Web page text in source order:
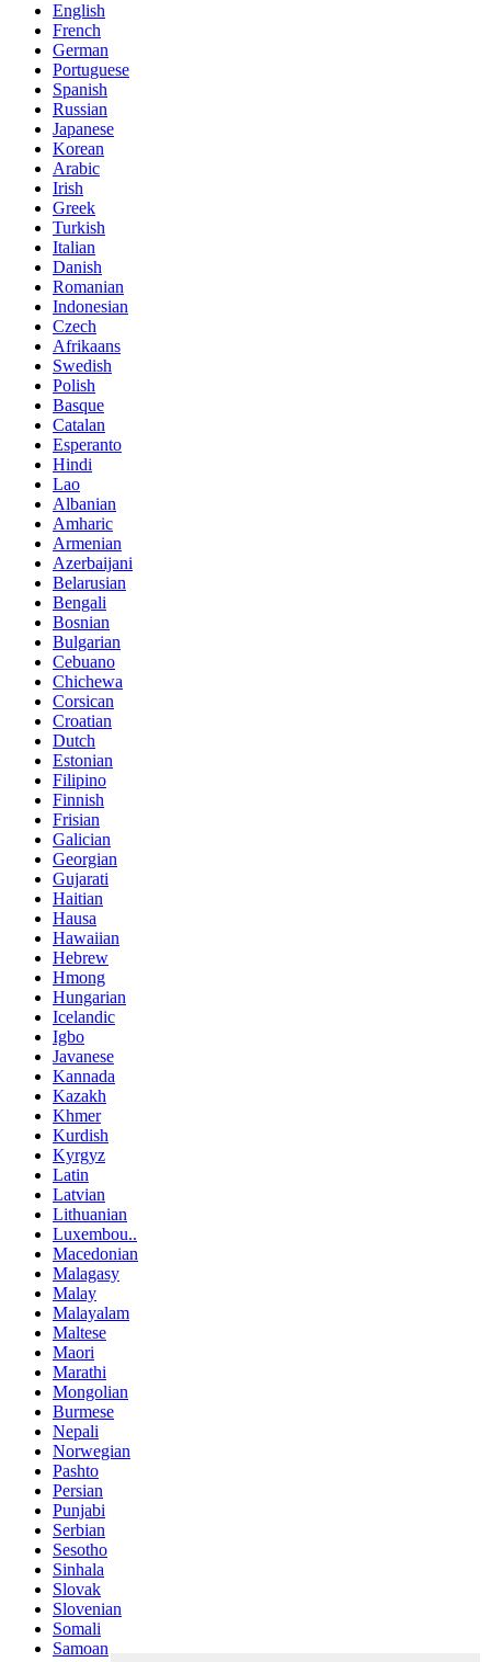
English
French
German
Portuguese
Spanish
Russian
Japanese
Korean
Arabic
Irish
Greek
Turkish
Italian
Danish
Romanian
Indonesian
Czech
Afrikaans
Swedish
Polish
Basque
Catalan
Esperanto
Hindi
Lao
Albanian
Amharic
Armenian
Azerbaijani
Belarusian
Bengali
Bosnian
Bulgarian
Cebuano
Chichewa
Corsican
Croatian
Dutch
Estonian
Filipino
Finnish
Frisian
Galician
Georgian
Gujarati
Haitian
Hausa
Hawaiian
Hebrew
Hmong
Hungarian
Icelandic
Igbo
Javanese
Kannada
Kazakh
Khmer
Kurdish
Kyrgyz
Latin
Latvian
Lithuanian
Luxembou..
Macedonian
Malagasy
Malay
Malayalam
Maltese
Maori
Marathi
Mongolian
Burmese
Nepali
Norwegian
Pashto
Persian
Punjabi
Serbian
Sesotho
Sinhala
Slovak
Slovenian
Somali
Samoan